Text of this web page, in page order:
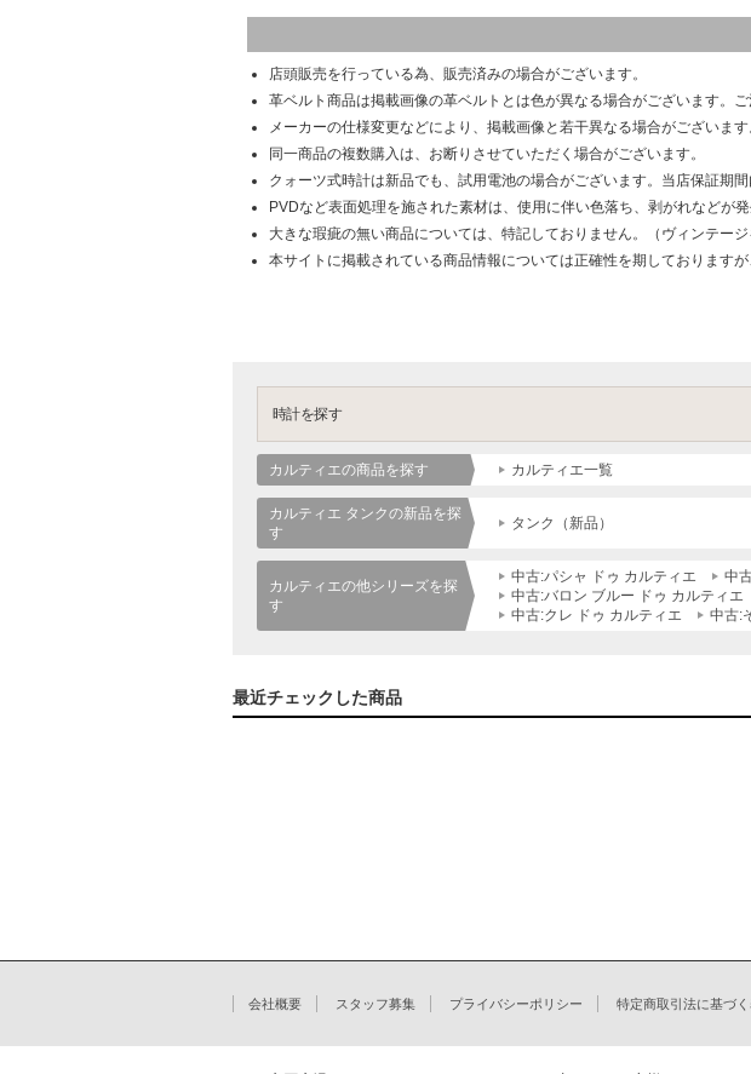
店頭販売を行っている為、販売済みの場合がございます。
革ベルト商品は掲載画像の革ベルトとは色が異なる場合がございます。ご
メーカーの仕様変更などにより、掲載画像と若干異なる場合がございま
同一商品の複数購入は、お断りさせていただく場合がございます。
クォーツ式時計は新品でも、試用電池の場合がございます。当店保証期
PVDなど表面処理を施された素材は、使用に伴い色落ち、剥がれなどが
大きな瑕疵の無い商品については、特記しておりません。（ヴィンテージ
本サイトに掲載されている商品情報については正確性を期しておりますが
時計を探す
カルティエの商品を探す カルティエ一覧
カルティエ タンクの新品を探
す
タンク（新品）
カルティエの他シリーズを探
す
中古:パシャ ドゥ カルティエ 中
中古:バロン ブルー ドゥ カルティエ
中古:クレ ドゥ カルティエ
中古:
最近チェックした商品
会社概要 スタッフ募集 プライバシーポリシー 特定商取引法に基づ